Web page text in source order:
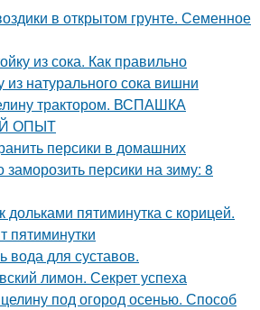
в открытом грунте. Семенное
из сока. Как правильно
из натурального сока вишни
трактором. ВСПАШКА
ОПЫТ
персики в домашних
персики на зиму: 8
дольками пятиминутка с корицей.
пятиминутки
вода для суставов.
лимон. Секрет успеха
под огород осенью. Способ